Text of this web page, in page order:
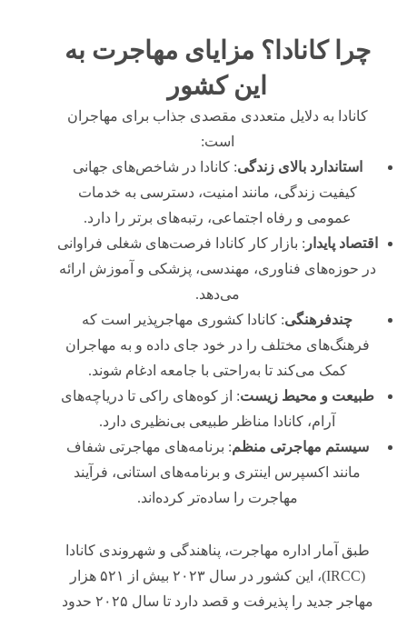
چرا کانادا؟ مزایای مهاجرت به
این کشور
کانادا به دلایل متعددی مقصدی جذاب برای مهاجران
است:
استاندارد بالای زندگی: کانادا در شاخص‌های جهانی
کیفیت زندگی، مانند امنیت، دسترسی به خدمات
عمومی و رفاه اجتماعی، رتبه‌های برتر را دارد.
اقتصاد پایدار : بازار کار کانادا فرصت‌های شغلی فراوانی
در حوزه‌های فناوری، مهندسی، پزشکی و آموزش ارائه
می‌دهد.
چندفرهنگی: کانادا کشوری مهاجرپذیر است که
فرهنگ‌های مختلف را در خود جای داده و به مهاجران
کمک می‌کند تا به‌راحتی با جامعه ادغام شوند.
طبیعت و محیط زیست: از کوه‌های راکی تا دریاچه‌های
آرام، کانادا مناظر طبیعی بی‌نظیری دارد.
سیستم مهاجرتی منظم: برنامه‌های مهاجرتی شفاف
مانند اکسپرس اینتری و برنامه‌های استانی، فرآیند
مهاجرت را ساده‌تر کرده‌اند.
طبق آمار اداره مهاجرت، پناهندگی و شهروندی کانادا
(IRCC)، این کشور در سال ۲۰۲۳ بیش از ۵۲۱ هزار
مهاجر جدید را پذیرفت و قصد دارد تا سال ۲۰۲۵ حدود